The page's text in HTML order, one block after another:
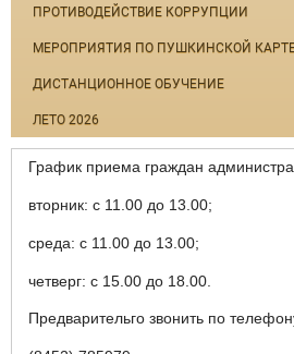
ПРОТИВОДЕЙСТВИЕ КОРРУПЦИИ
МЕРОПРИЯТИЯ ПО ПУШКИНСКОЙ
ДИСТАНЦИОННОЕ ОБУЧЕНИЕ
ЛЕТО 2026
График приема граждан
вторник: с 11.00 до 13.00;
среда: с 11.00 до 13.00;
четверг: с 15.00 до 18.00.
Предварительго звонить по